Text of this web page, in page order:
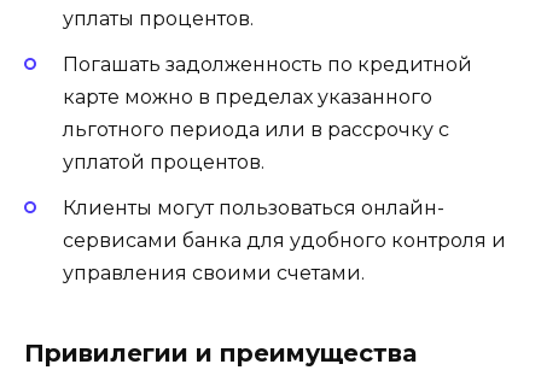
уплаты процентов.
Погашать задолженность по кредитной
карте можно в пределах указанного
льготного периода или в рассрочку с
уплатой процентов.
Клиенты могут пользоваться онлайн-
сервисами банка для удобного контроля и
управления своими счетами.
Привилегии и преимущества